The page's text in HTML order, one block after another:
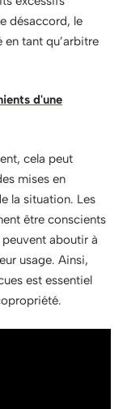
désaccord, le
tant qu’arbitre
d'une
cela peut
mises en
la situation. Les
être conscients
aboutir à
usage. Ainsi,
est essentiel